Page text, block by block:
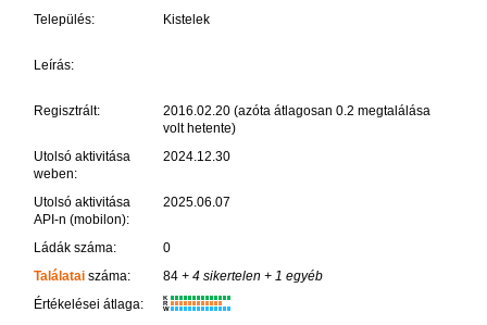
Település:
Kistelek
Leírás:
Regisztrált:
2016.02.20 (azóta átlagosan 0.2 megtalálása
volt hetente)
Utolsó aktivitása
weben:
2024.12.30
Utolsó aktivitása
API-n (mobilon):
2025.06.07
Ládák száma:
0
Találataiszáma: 84+ 4 sikertelen + 1 egyéb
Értékelései átlaga:
K
R
W